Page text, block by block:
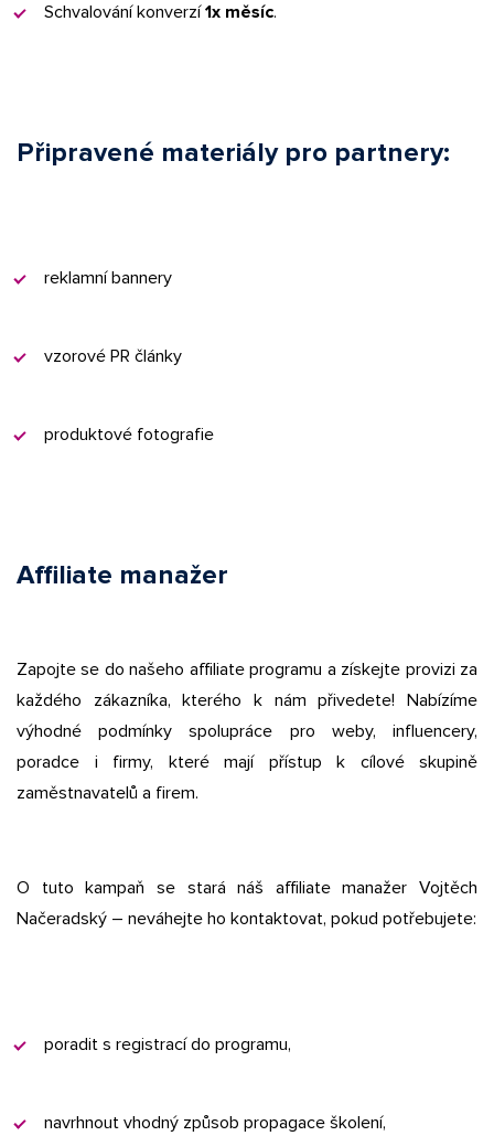
Schvalování konverzí1x měsíc.
Připravené materiály pro partnery:
reklamní bannery
vzorové PR články
produktové fotografie
Affiliate manažer
Zapojte se do našeho affiliate programu a získejte provizi za
každého zákazníka, kterého k nám přivedete! Nabízíme
výhodné podmínky spolupráce pro weby, influencery,
poradce i firmy, které mají přístup k cílové skupině
zaměstnavatelů a firem.
O tuto kampaň se stará náš affiliate manažer Vojtěch
Načeradský – neváhejte ho kontaktovat, pokud potřebujete:
poradit s registrací do programu,
navrhnout vhodný způsob propagace školení,